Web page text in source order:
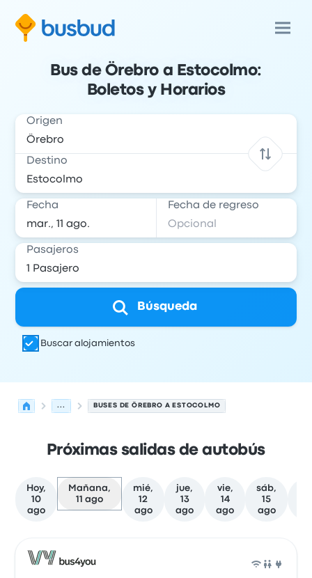
Bus de Örebro a Estocolmo:
Boletos y Horarios
Origen
Destino
Fecha Fecha de regreso
Pasajeros
Búsqueda
Buscar alojamientos
... BUSES DE ÖREBRO A ESTOCOLMO
Próximas salidas de autobús
Hoy,
10
ago
Mañana,
11 ago
mié,
12
ago
jue,
13
ago
vie,
14
ago
sáb,
15
ago